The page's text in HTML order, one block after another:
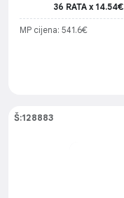
36 RATA x 14.54€
MP cijena: 541.6€
Š:128883